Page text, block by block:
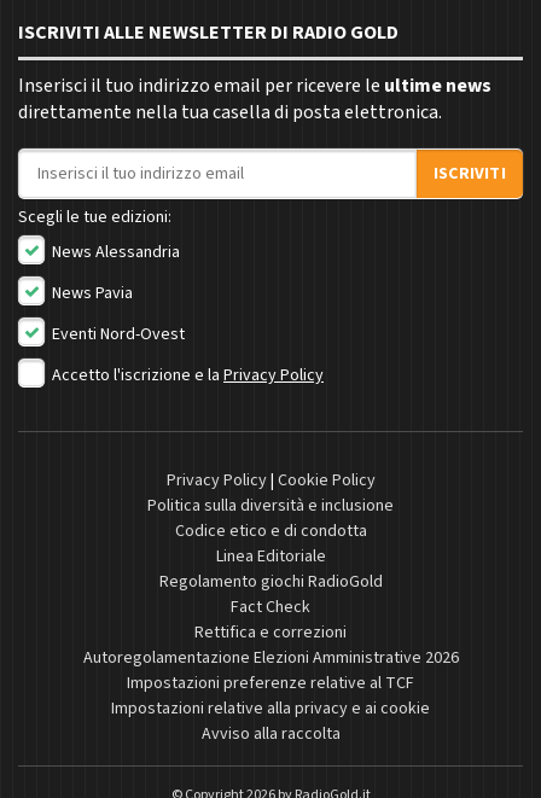
ISCRIVITI ALLE NEWSLETTER DI RADIO GOLD
Inserisci il tuo indirizzo email per ricevere le ultime news
direttamente nella tua casella di posta elettronica.
Indirizzo email
ISCRIVITI
Scegli le tue edizioni:
News Alessandria
News Pavia
Eventi Nord-Ovest
Accetto l'iscrizione e la Privacy Policy
Privacy Policy| Cookie Policy
Politica sulla diversità e inclusione
Codice etico e di condotta
Linea Editoriale
Regolamento giochi RadioGold
Fact Check
Rettifica e correzioni
Autoregolamentazione Elezioni Amministrative 2026
Impostazioni preferenze relative al TCF
Impostazioni relative alla privacy e ai cookie
Avviso alla raccolta